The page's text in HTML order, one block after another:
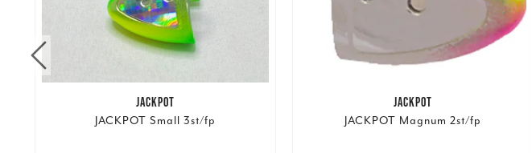
JACKPOT
JACKPOT Small 3st/fp
JACKPOT
JACKPOT Magnum 2st/fp